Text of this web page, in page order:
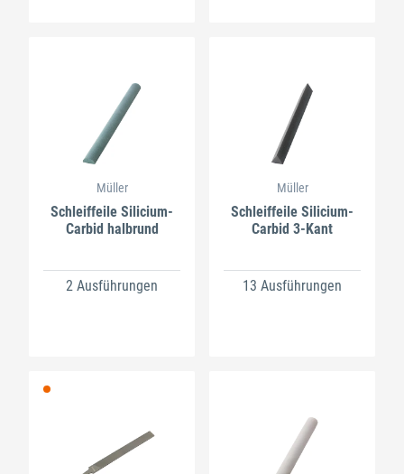
Müller
Schleiffeile Silicium-
Carbid halbrund
2 Ausführungen
Müller
Schleiffeile Silicium-
Carbid 3-Kant
13 Ausführungen